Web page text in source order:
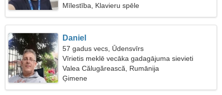
Mīlestība, Klavieru spēle
Daniel
57 gadus vecs, Ūdensvīrs
Vīrietis meklē vecāka gadagājuma sievieti
Valea Călugărească, Rumānija
Ģimene